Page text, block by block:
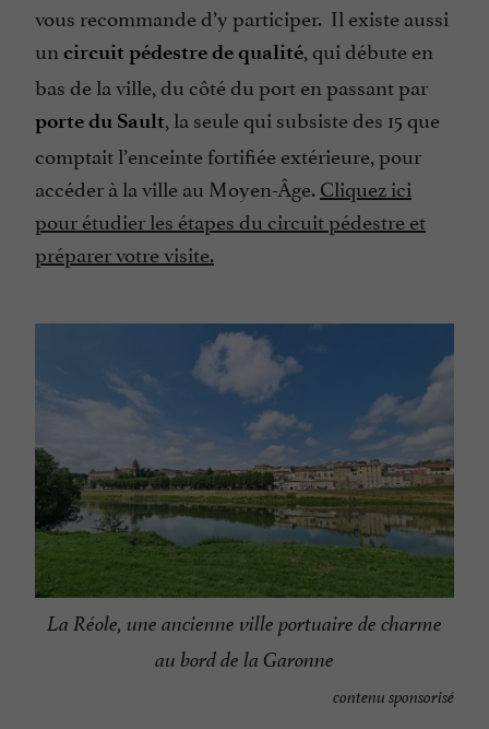
vous recommande d’y participer. Il existe aussi
un circuit pédestre de qualité, qui débute en
bas de la ville, du côté du port en passant par
porte du Sault, la seule qui subsiste des 15 que
comptait l’enceinte fortifiée extérieure, pour
accéder à la ville au Moyen-Âge.Cliquez ici
pour étudier les étapes du circuit pédestre et
préparer votre visite.
La Réole, une ancienne ville portuaire de charme
au bord de la Garonne
contenu sponsorisé